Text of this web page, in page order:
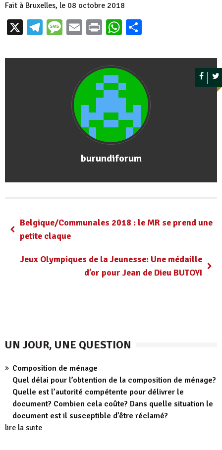
Fait à Bruxelles, le 08 octobre 2018
X Telegram
Message
EmailPrintWhatsApp
burundiforum
Belgique/Communales 2018 : le MR se prend une
petite claque
Jeux Olympiques de la Jeunesse: Une médaille
d’or pour Jean de Dieu BUTOYI
UN JOUR, UNE QUESTION
Composition de ménage
Quel délai pour l’obtention de la composition de ménage?
Quelle est l’autorité compétente pour délivrer le
document? Combien cela coûte? Dans quelle situation le
document est il susceptible d’être réclamé?
lire la suite